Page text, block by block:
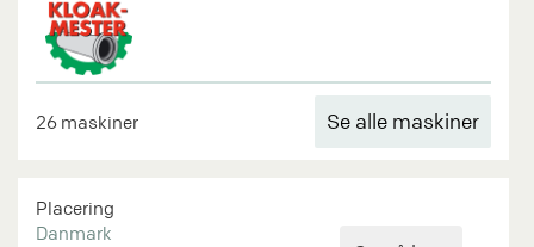
26 maskiner Se alle maskiner
Placering
Danmark